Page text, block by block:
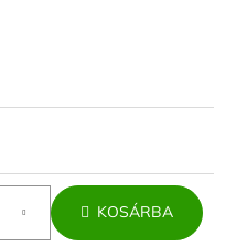
KOSÁRBA